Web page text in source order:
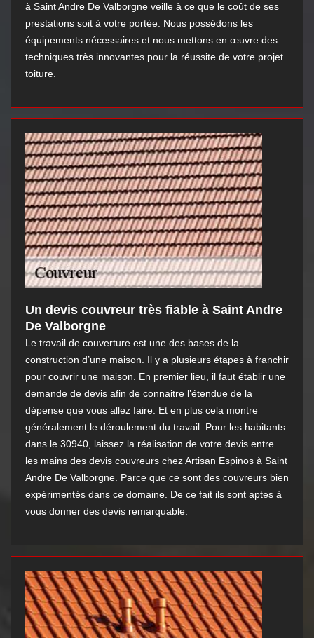
à Saint Andre De Valborgne veille à ce que le coût de ses
prestations soit à votre portée. Nous possédons les
équipements nécessaires et nous mettons en œuvre des
techniques très innovantes pour la réussite de votre projet
toiture.
Un devis couvreur très fiable à Saint Andre
De Valborgne
Le travail de couverture est une des bases de la
construction d’une maison. Il y a plusieurs étapes à franchir
pour couvrir une maison. En premier lieu, il faut établir une
demande de devis afin de connaitre l’étendue de la
dépense que vous allez faire. Et en plus cela montre
généralement le déroulement du travail. Pour les habitants
dans le 30940, laissez la réalisation de votre devis entre
les mains des devis couvreurs chez Artisan Espinos à Saint
Andre De Valborgne. Parce que ce sont des couvreurs bien
expérimentés dans ce domaine. De ce fait ils sont aptes à
vous donner des devis remarquable.